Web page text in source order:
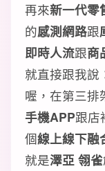
再來新一代零
的感測網路跟
即時人流跟商
就直接跟我說
喔，在第三排
手機APP跟店
個線上線下融
就是澤亞 翎雀